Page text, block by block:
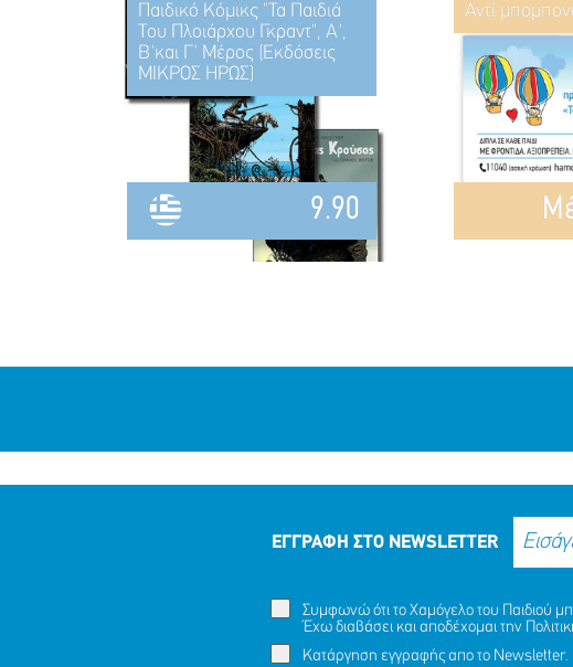
Παιδικό Κόμικς "Τα Παιδιά
Του Πλοιάρχου Γκραντ", Α',
Β'και Γ' Μέρος (Εκδόσεις
ΜΙΚΡΟΣ ΗΡΩΣ)
9.90
Αντί
ΕΓΓΡΑΦΗ ΣΤΟ NEWSLETTER
Συμφωνώ ότι το Χαμόγελο του Παιδιού
Έχω διαβάσει και αποδέχομαι την
Κατάργηση εγγραφής απο το Newsletter.